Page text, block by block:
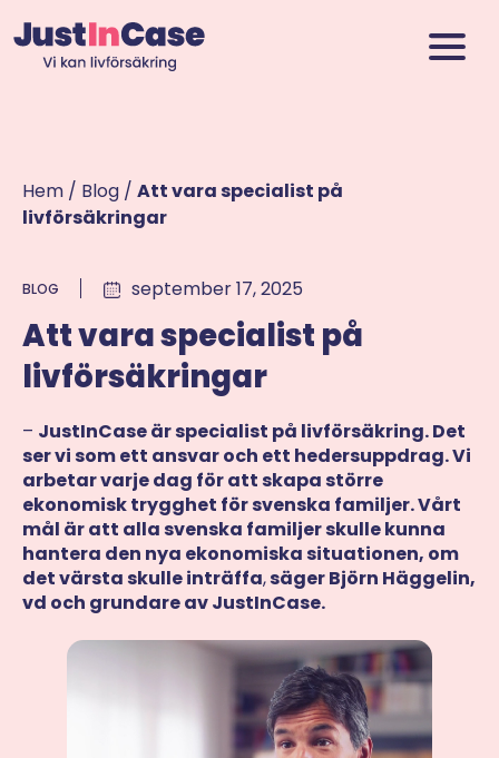
Hem / Blog / Att vara specialist på
livförsäkringar
BLOG september 17, 2025
Att vara specialist på
livförsäkringar
– JustInCase är specialist på livförsäkring. Det
ser vi som ett ansvar och ett hedersuppdrag. Vi
arbetar varje dag för att skapa större
ekonomisk trygghet för svenska familjer. Vårt
mål är att alla svenska familjer skulle kunna
hantera den nya ekonomiska situationen, om
det värsta skulle inträffa,säger Björn Häggelin,
vd och grundare av JustInCase.